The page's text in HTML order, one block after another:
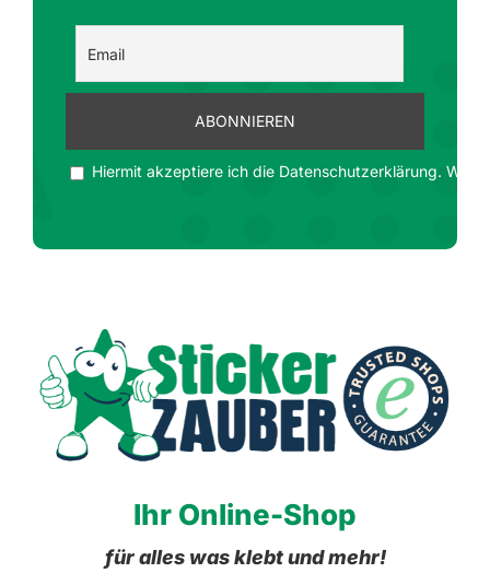
Hiermit akzeptiere ich die Datenschutzerklärung. Wir
Ihr Online-Shop
für alles was klebt und mehr!